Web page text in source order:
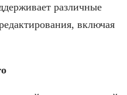
различные
включая